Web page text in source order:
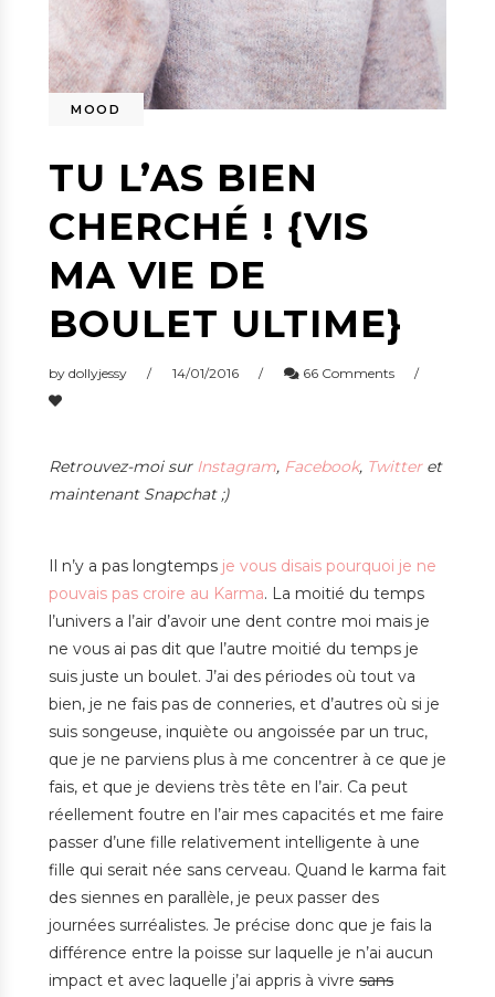
MOOD
TU L’AS BIEN
CHERCHÉ ! {VIS
MA VIE DE
BOULET ULTIME}
by dollyjessy 14/01/2016 66 Comments
Retrouvez-moi sur Instagram, Facebook, Twitteret
maintenant Snapchat ;)
Il n’y a pas longtemps je vous disais pourquoi je ne
pouvais pas croire au Karma. La moitié du temps
l’univers a l’air d’avoir une dent contre moi mais je
ne vous ai pas dit que l’autre moitié du temps je
suis juste un boulet. J’ai des périodes où tout va
bien, je ne fais pas de conneries, et d’autres où si je
suis songeuse, inquiète ou angoissée par un truc,
que je ne parviens plus à me concentrer à ce que je
fais, et que je deviens très tête en l’air. Ca peut
réellement foutre en l’air mes capacités et me faire
passer d’une fille relativement intelligente à une
fille qui serait née sans cerveau. Quand le karma fait
des siennes en parallèle, je peux passer des
journées surréalistes. Je précise donc que je fais la
différence entre la poisse sur laquelle je n’ai aucun
impact et avec laquelle j’ai appris à vivre sans